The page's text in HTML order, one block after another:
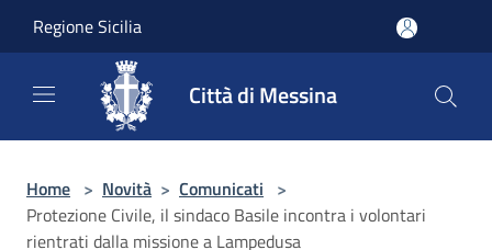
Regione Sicilia
Città di Messina
Home > Novità > Comunicati >
Protezione Civile, il sindaco Basile incontra i volontari
rientrati dalla missione a Lampedusa